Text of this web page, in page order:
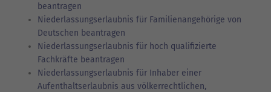
beantragen
Niederlassungserlaubnis für Familienangehörige von
Deutschen beantragen
Niederlassungserlaubnis für hoch qualifizierte
Fachkräfte beantragen
Niederlassungserlaubnis für Inhaber einer
Aufenthaltserlaubnis aus völkerrechtlichen,